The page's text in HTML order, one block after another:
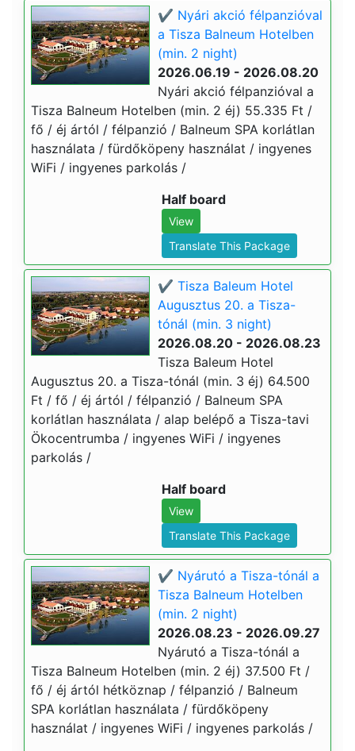
✔️ Nyári akció félpanzióval
a Tisza Balneum Hotelben
(min. 2 night)
2026.06.19 - 2026.08.20
Nyári akció félpanzióval a
Tisza Balneum Hotelben (min. 2 éj) 55.335 Ft /
fő / éj ártól / félpanzió / Balneum SPA korlátlan
használata / fürdőköpeny használat / ingyenes
WiFi / ingyenes parkolás /
Half board
View
Translate This Package
✔️ Tisza Baleum Hotel
Augusztus 20. a Tisza-
tónál (min. 3 night)
2026.08.20 - 2026.08.23
Tisza Baleum Hotel
Augusztus 20. a Tisza-tónál (min. 3 éj) 64.500
Ft / fő / éj ártól / félpanzió / Balneum SPA
korlátlan használata / alap belépő a Tisza-tavi
Ökocentrumba / ingyenes WiFi / ingyenes
parkolás /
Half board
View
Translate This Package
✔️ Nyárutó a Tisza-tónál a
Tisza Balneum Hotelben
(min. 2 night)
2026.08.23 - 2026.09.27
Nyárutó a Tisza-tónál a
Tisza Balneum Hotelben (min. 2 éj) 37.500 Ft /
fő / éj ártól hétköznap / félpanzió / Balneum
SPA korlátlan használata / fürdőköpeny
használat / ingyenes WiFi / ingyenes parkolás /